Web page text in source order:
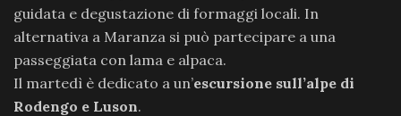
guidata e degustazione di formaggi locali. In
alternativa a Maranza si può partecipare a una
passeggiata con lama e alpaca.
Il martedì è dedicato a un’escursione sull’alpe di
Rodengo e Luson.